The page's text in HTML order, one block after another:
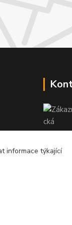
informace týkající